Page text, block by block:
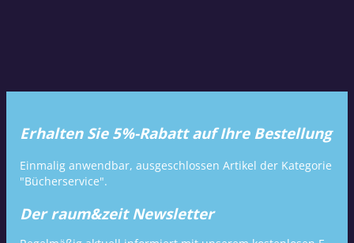
Erhalten Sie 5%-Rabatt auf Ihre Bestellung
Einmalig anwendbar, ausgeschlossen Artikel der Kategorie
"Bücherservice".
Der raum&zeit Newsletter